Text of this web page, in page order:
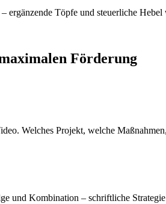
ergänzende Töpfe und steuerliche Hebel
Förderung
Welches Projekt, welche
und Kombination – schriftliche